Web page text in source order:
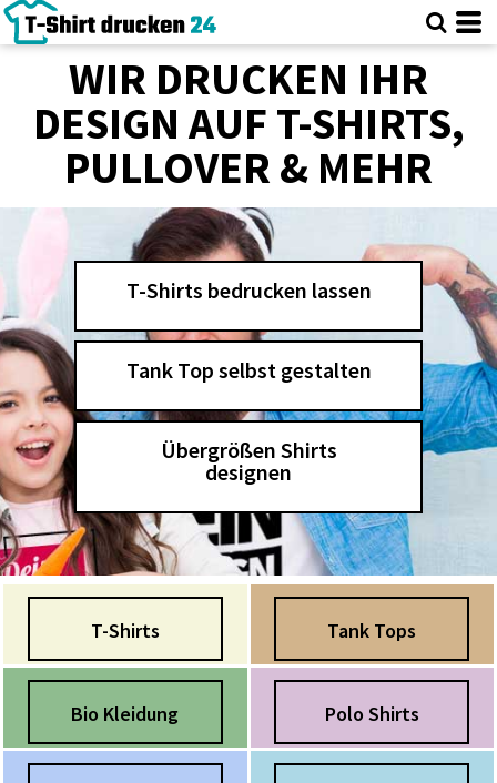
WIR DRUCKEN IHR
DESIGN AUF T-SHIRTS,
PULLOVER & MEHR
T-Shirts bedrucken lassen
Tank Top selbst gestalten
Übergrößen Shirts
designen
T-Shirts Tank Tops
Bio Kleidung Polo Shirts